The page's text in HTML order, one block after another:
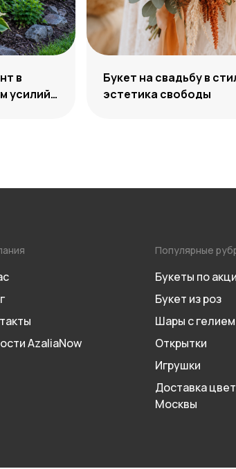
в
усилий,
Букет на свадьбу в
эстетика свободы
AzaliaNow
Популярные
Букеты по
Букет из роз
Шары с гелием
Открытки
Игрушки
Доставка
Москвы